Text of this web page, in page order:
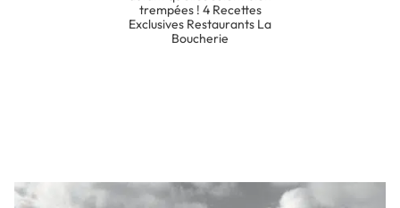
trempées ! 4 Recettes
Exclusives Restaurants La
Boucherie